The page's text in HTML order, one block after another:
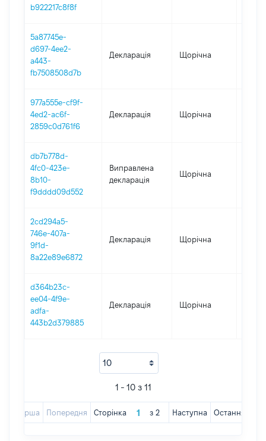
b922217c8f8f
5a87745e-
d697-4ee2-
a443-
fb7508508d7b
Декларація Щорічна
977a555e-cf9f-
4ed2-ac6f-
2859c0d761f6
Декларація Щорічна
db7b778d-
4fc0-423e-
8b10-
f9dddd09d552
Виправлена
декларація
Щорічна
2cd294a5-
746e-407a-
9f1d-
8a22e89e6872
Декларація Щорічна
d364b23c-
ee04-4f9e-
adfa-
443b2d379885
Декларація Щорічна
1 - 10 з 11
Перша Попередня Сторінка з 2 Наступна Остання